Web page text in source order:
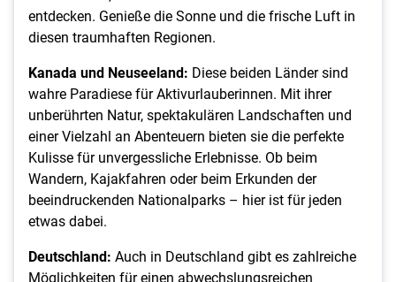
entdecken. Genieße die Sonne und die frische Luft in
diesen traumhaften Regionen.
Kanada und Neuseeland: Diese beiden Länder sind
wahre Paradiese für Aktivurlauberinnen. Mit ihrer
unberührten Natur, spektakulären Landschaften und
einer Vielzahl an Abenteuern bieten sie die perfekte
Kulisse für unvergessliche Erlebnisse. Ob beim
Wandern, Kajakfahren oder beim Erkunden der
beeindruckenden Nationalparks – hier ist für jeden
etwas dabei.
Deutschland: Auch in Deutschland gibt es zahlreiche
Möglichkeiten für einen abwechslungsreichen